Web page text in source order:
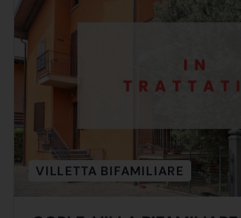
VILLETTA BIFAMILIARE